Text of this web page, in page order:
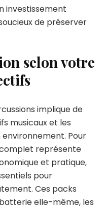
investissement
de préserver
selon votre
implique de
musicaux et les
Pour
représente
et pratique,
pour
Ces packs
elle-même, les